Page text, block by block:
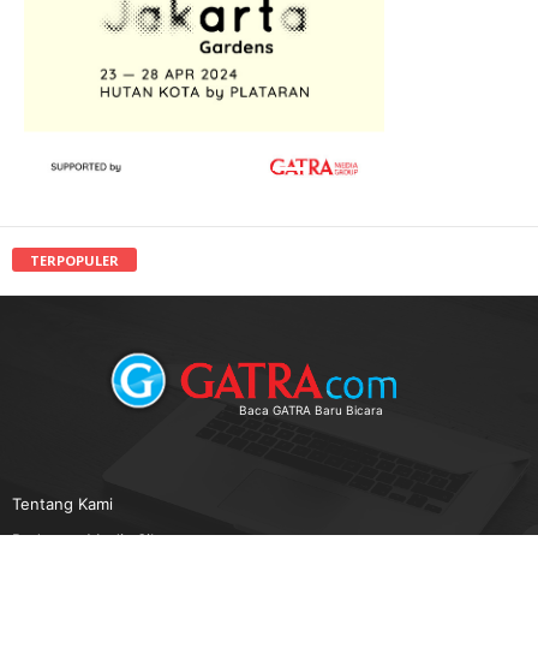
TERPOPULER
Baca GATRA Baru Bicara
Tentang Kami
Pedoman Media Siber